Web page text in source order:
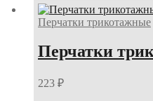
Перчатки трикотажные
Перчатки
223 ₽